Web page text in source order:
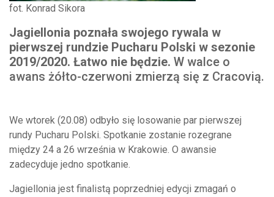
fot. Konrad Sikora
Jagiellonia poznała swojego rywala w
pierwszej rundzie Pucharu Polski w sezonie
2019/2020. Łatwo nie będzie. W walce o
awans żółto-czerwoni zmierzą się z Cracovią.
We wtorek (20.08) odbyło się losowanie par pierwszej
rundy Pucharu Polski. Spotkanie zostanie rozegrane
między 24 a 26 września w Krakowie. O awansie
zadecyduje jedno spotkanie.
Jagiellonia jest finalistą poprzedniej edycji zmagań o